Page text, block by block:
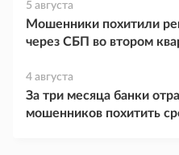
5 августа
Мошенники похитили
через СБП во втором
4 августа
За три месяца банки
мошенников похитить